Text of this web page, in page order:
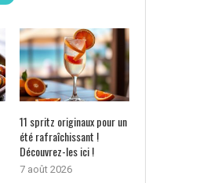
11 spritz originaux pour un
été rafraîchissant !
Découvrez-les ici !
7 août 2026